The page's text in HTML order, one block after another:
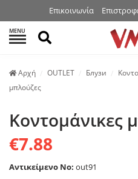
Επικοινωνία
MENU Αναζήτηση
Аρχή OUTLET Блузи
μπλούζες
Κοντομάνικες
€7.88
Αντικείμενο No: out91